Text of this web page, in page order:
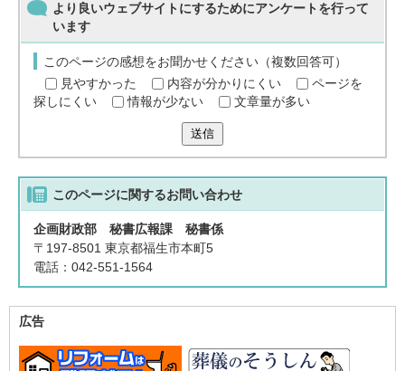
より良いウェブサイトにするためにアンケートを行って
います
このページの感想をお聞かせください（複数回答可）
見やすかった
内容が分かりにくい
ページを
探しにくい
情報が少ない 文章量が多い
送信
このページに関するお問い合わせ
企画財政部 秘書広報課 秘書係
〒197-8501 東京都福生市本町5
電話：042-551-1564
広告